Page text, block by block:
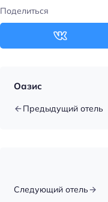
Поделиться
Оазис
Предыдущий отель
Следующий отель